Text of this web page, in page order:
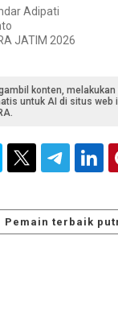
Adipati
JATIM 2026
konten,
untuk AI di situs web
Pemain terbaik